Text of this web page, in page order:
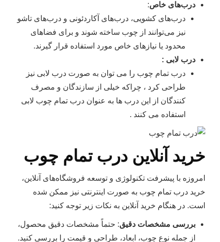
درب‌های خاص:
درب‌های کشویی، درب‌های آکاردئونی و درب‌های تاشو
نیز می‌توانند از چوب ساخته شوند و برای فضاهای
محدود یا نیازهای خاص مورد استفاده قرار گیرند.
درب لابی :
درب تمام چوب را می توان به صورت درب لابی نیز
طراحی کرد ، چراکه خیلی از سازندگان و مصرف
کنندگان از این درب ها به عنوان درب تمام چوب لابی
استفاده می کنند .
خرید آنلاین درب تمام چوب
امروزه با پیشرفت تکنولوژی و توسعه فروشگاه‌های آنلاین،
خرید درب تمام چوب به صورت اینترنتی نیز ممکن شده
است. در هنگام خرید آنلاین به نکات زیر توجه کنید:
بررسی مشخصات دقیق: حتماً مشخصات دقیق محصول،
از جمله نوع چوب، ابعاد، طراحی و قیمت را بررسی کنید.